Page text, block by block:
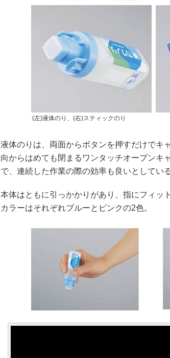
(左)液体のり、(右)スティックのり
液体のりは、両面からボタンを押すだけでキ
向からはめても閉まるワンタッチオープンキ
で、連続した作業の際の効率も良いとしている
本体はともに引っかかりがあり、指にフィッ
カラーはそれぞれブルーとピンクの2色。